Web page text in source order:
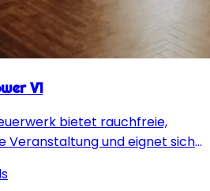
V1
bietet rauchfreie,
Veranstaltung und eignet sich